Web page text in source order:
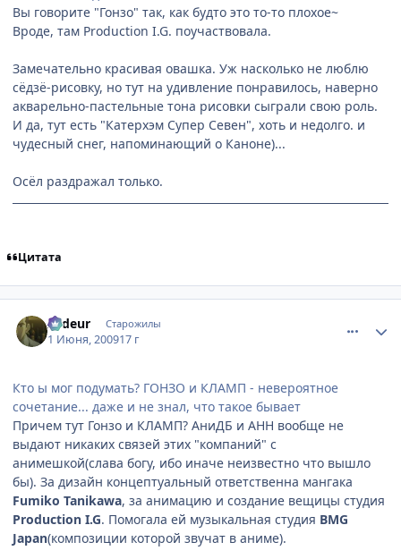
Вы говорите "Гонзо" так, как будто это то-то плохое~
Вроде, там Production I.G. поучаствовала.
Замечательно красивая овашка. Уж насколько не люблю
сёдзё-рисовку, но тут на удивление понравилось, наверно
акварельно-пастельные тона рисовки сыграли свою роль.
И да, тут есть "Катерхэм Супер Севен", хоть и недолго. и
чудесный снег, напоминающий о Каноне)...
Осёл раздражал только.
Цитата
Ardeur Старожилы
1 Июня, 200917 г
Кто ы мог подумать? ГОНЗО и КЛАМП - невероятное
сочетание... даже и не знал, что такое бывает
Причем тут Гонзо и КЛАМП? АниДБ и АНН вообще не
выдают никаких связей этих "компаний" с
анимешкой(слава богу, ибо иначе неизвестно что вышло
бы). За дизайн концептуальный ответственна мангака
Fumiko Tanikawa, за анимацию и создание вещицы студия
Production I.G. Помогала ей музыкальная студия BMG
Japan(композиции которой звучат в аниме).